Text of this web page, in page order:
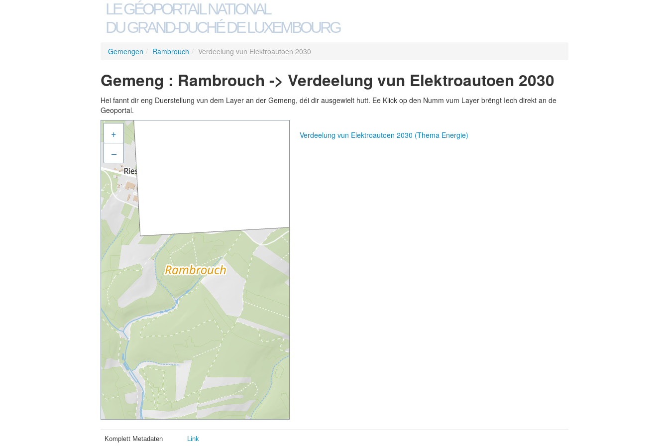
LE GÉOPORTAIL NATIONAL
DU GRAND-DUCHÉ DE LUXEMBOURG
Gemengen / Rambrouch / Verdeelung vun Elektroautoen 2030
Gemeng : Rambrouch -> Verdeelung vun Elektroautoen 2030
Hei fannt dir eng Duerstellung vun dem Layer an der Gemeng, déi dir ausgewielt hutt. Ee Klick op den Numm vum Layer brëngt Iech direkt an de
Geoportal.
+
–
Verdeelung vun Elektroautoen 2030 (Thema Energie)
Komplett Metadaten Link